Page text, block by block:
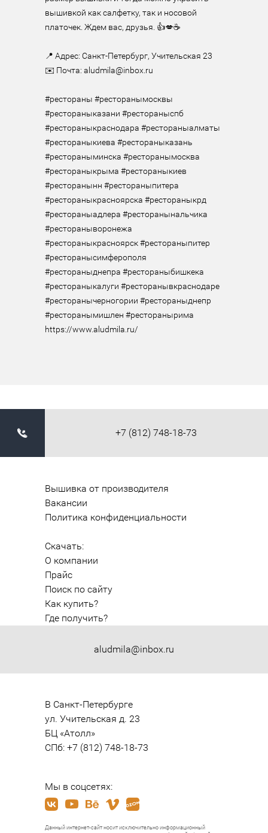
вышивкой как салфетку, так и носовой
платочек. Ждем вас, друзья. 👍💋☕
📍 Адрес: Санкт-Петербург, Учительская 23
✉️ Почта: aludmila@inbox.ru
#рестораны #ресторанымосквы
#рестораныказани #рестораныспб
#рестораныкраснодара #рестораныалматы
#рестораныкиева #рестораныказань
#рестораныминска #ресторанымосква
#рестораныкрыма #рестораныкиев
#ресторанынн #рестораныпитера
#рестораныкрасноярска #рестораныкрд
#рестораныадлера #ресторанынальчика
#рестораныворонежа
#рестораныкрасноярск #рестораныпитер
#ресторанысимферополя
#рестораныднепра #рестораныбишкека
#рестораныкалуги #ресторанывкраснодаре
#ресторанычерногории #рестораныднепр
#ресторанымишлен #ресторанырима
https://www.aludmila.ru/
+7 (812) 748-18-73
aludmila@inbox.ru
Вышивка от производителя
Вакансии
Политика конфиденциальности
Скачать:
О компании
Прайс
Поиск по сайту
Как купить?
Где получить?
В Санкт-Петербурге
ул. Учительская д. 23
БЦ «Атолл»
СПб: +7 (812) 748-18-73
Мы в соцсетях:
Данный интернет-сайт носит исключительно информационный